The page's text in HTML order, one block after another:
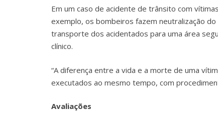
Em um caso de acidente de trânsito com
exemplo, os bombeiros fazem neutralização
transporte dos acidentados para uma área
clínico.
“A diferença entre a vida e a morte de uma
executados ao mesmo tempo, com
Avaliações